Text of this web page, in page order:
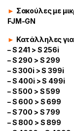
► Σακούλες με
FJM-GN
► Κατάλληλες
– S 241 > S 256i
– S 290 > S 299
– S 300i > S 399i
– S 400i > S 499i
– S 500 > S 599
– S 600 > S 699
– S 700 > S 799
– S 800 > S 899